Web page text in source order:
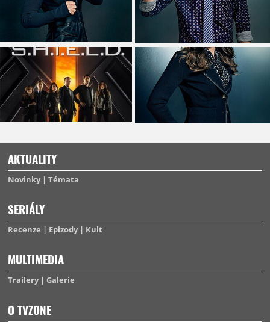
AKTUALITY
Novinky Témata
SERIÁLY
Recenze Epizody Kult
MULTIMEDIA
Trailery Galerie
O TVZONE